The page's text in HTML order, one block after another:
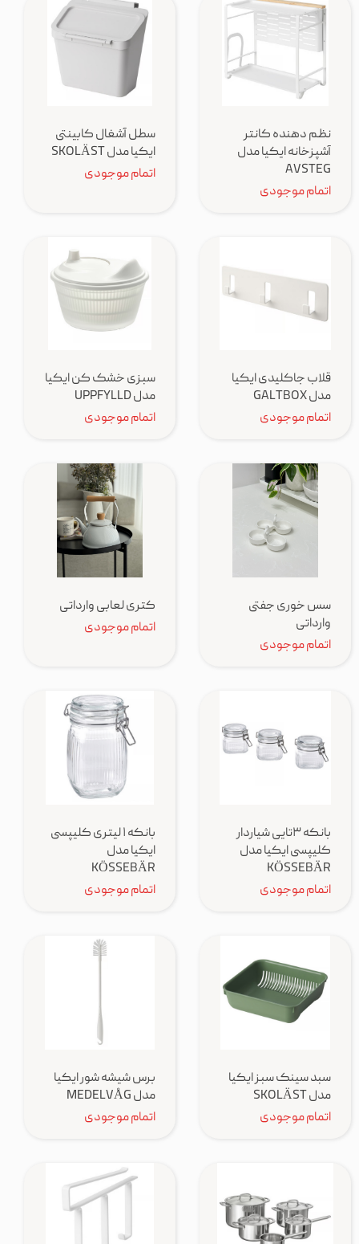
نظم دهنده کانتر
آشپزخانه ایکیا مدل
AVSTEG
اتمام موجودی
سطل آشغال کابینتی
ایکیا مدل SKOLÄST
اتمام موجودی
قلاب جاکلیدی ایکیا
مدل GALTBOX
اتمام موجودی
سبزی خشک کن ایکیا
مدل UPPFYLLD
اتمام موجودی
سس خوری جفتی
وارداتی
اتمام موجودی
کتری لعابی وارداتی
اتمام موجودی
بانکه ۳تایی شیاردار
کلیپسی ایکیا مدل
KÖSSEBÄR
اتمام موجودی
بانکه ۱ لیتری کلیپسی
ایکیا مدل
KÖSSEBÄR
اتمام موجودی
سبد سینک سبز ایکیا
مدل SKOLÄST
اتمام موجودی
برس شیشه شور ایکیا
مدل MEDELVÅG
اتمام موجودی